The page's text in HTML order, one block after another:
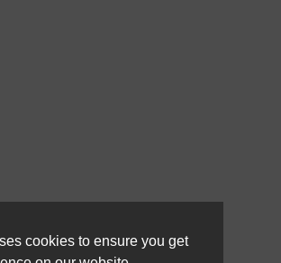
cookies to ensure you get